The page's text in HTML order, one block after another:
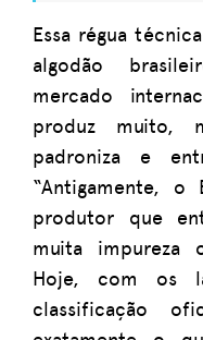
Essa régua
algodão
mercado
produz muito,
padroniza e
“Antigamente,
produtor que
muita impureza
Hoje, com os
classificação